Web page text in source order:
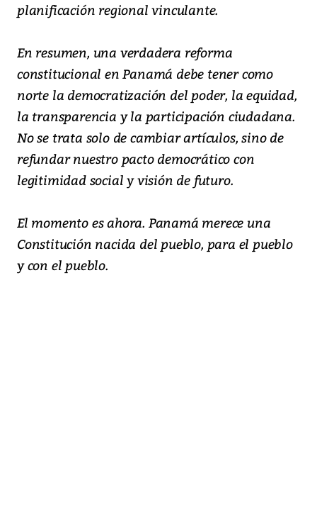
planificación regional vinculante.
En resumen, una verdadera reforma
constitucional en Panamá debe tener como
norte la democratización del poder, la equidad,
la transparencia y la participación ciudadana.
No se trata solo de cambiar artículos, sino de
refundar nuestro pacto democrático con
legitimidad social y visión de futuro.
El momento es ahora. Panamá merece una
Constitución nacida del pueblo, para el pueblo
y con el pueblo.